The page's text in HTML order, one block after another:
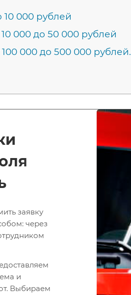
10 000 рублей
000 до 50 000 рублей
000 до 500 000 рублей.
заявку
через
и
Выбираем